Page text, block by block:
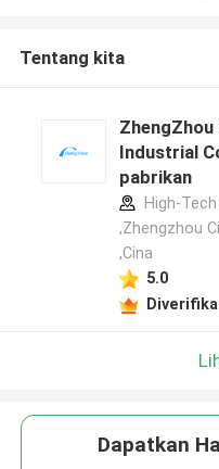
Tentang kita
ZhengZhou
Industrial
pabrikan
High-
,Zhengzhou
,Cina
5.0
Dapatkan